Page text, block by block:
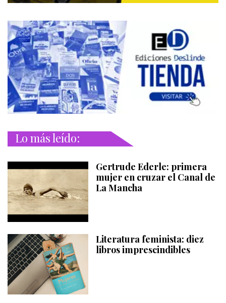
Lo más leído:
Gertrude Ederle: primera
mujer en cruzar el Canal de
La Mancha
Literatura feminista: diez
libros imprescindibles